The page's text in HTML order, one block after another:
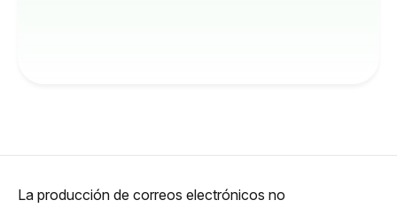
La producción de correos electrónicos no